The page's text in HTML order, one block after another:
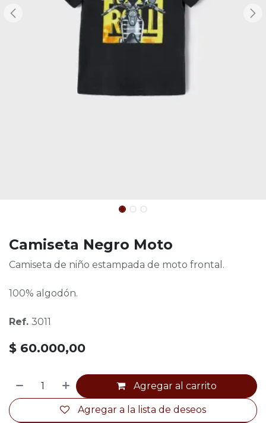
Camiseta Negro Moto
Camiseta de niño estampada de moto frontal.
100% algodón.
Ref. 3011
$ 60.000,00
Agregar al carrito
Agregar a la lista de deseos